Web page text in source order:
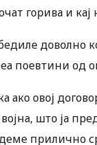
горива и
поевтини од
ако овој
што ја
прилично